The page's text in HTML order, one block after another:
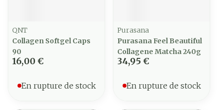
QNT
Collagen Softgel Caps
90
16,00 €
En rupture de stock
Purasana
Purasana Feel Beautiful
Collagene Matcha 240g
34,95 €
En rupture de stock